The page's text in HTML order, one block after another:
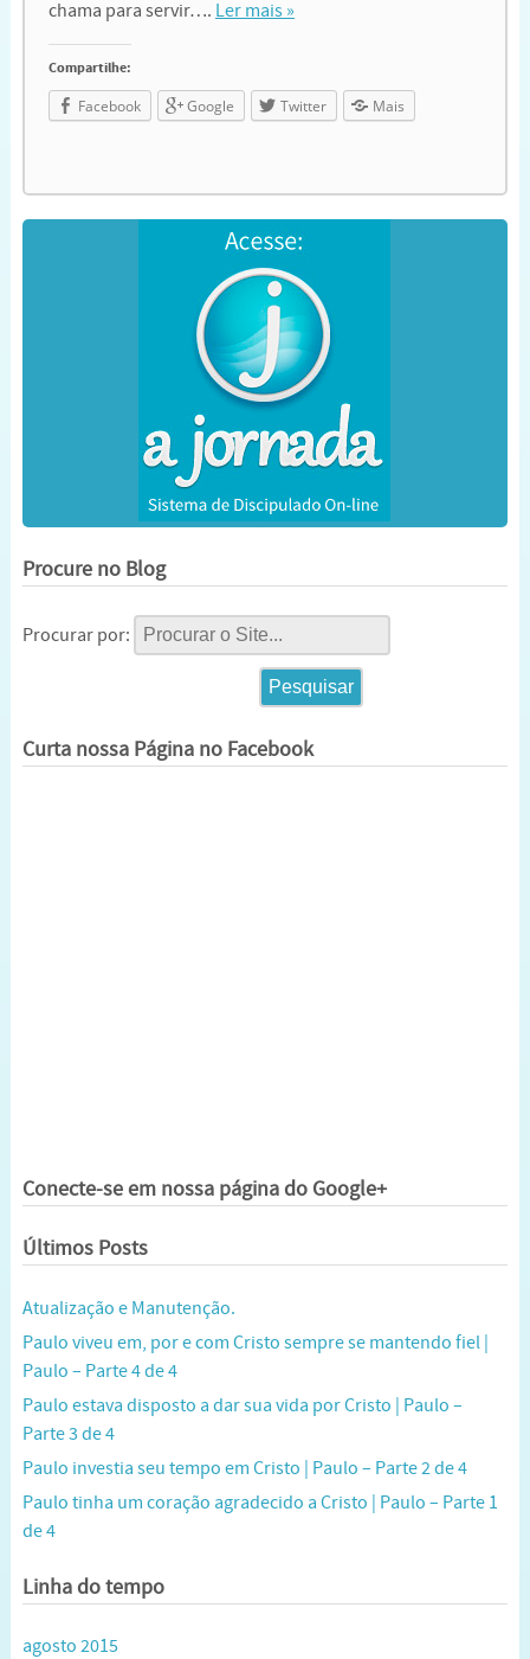
chama para servir…. Ler mais »
Compartilhe:
Facebook Google Twitter Mais
Procure no Blog
Procurar por:
Curta nossa Página no Facebook
Conecte-se em nossa página do Google+
Últimos Posts
Atualização e Manutenção.
Paulo viveu em, por e com Cristo sempre se mantendo fiel |
Paulo – Parte 4 de 4
Paulo estava disposto a dar sua vida por Cristo | Paulo –
Parte 3 de 4
Paulo investia seu tempo em Cristo | Paulo – Parte 2 de 4
Paulo tinha um coração agradecido a Cristo | Paulo – Parte 1
de 4
Linha do tempo
agosto 2015